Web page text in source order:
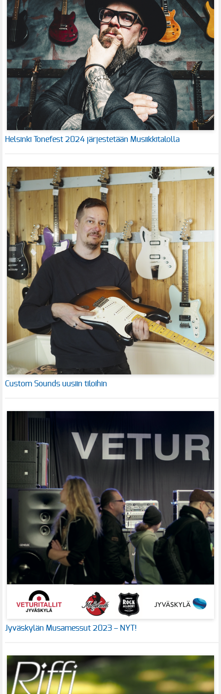
Helsinki Tonefest 2024 järjestetään Musiikkitalolla
Custom Sounds uusiin tiloihin
Jyväskylän Musamessut 2023 – NYT!